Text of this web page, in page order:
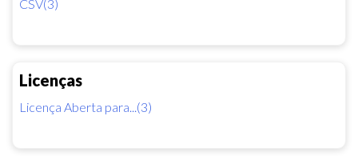
CSV(3)
Licenças
Licença Aberta para...(3)